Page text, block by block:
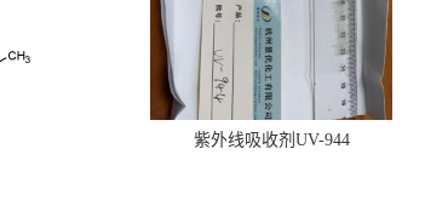
紫外线吸收剂UV-944